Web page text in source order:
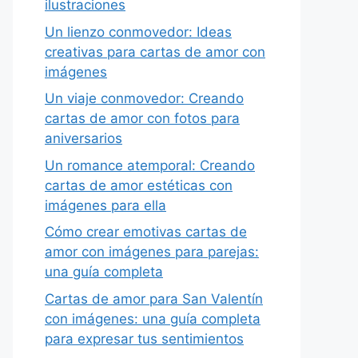
ilustraciones
Un lienzo conmovedor: Ideas
creativas para cartas de amor con
imágenes
Un viaje conmovedor: Creando
cartas de amor con fotos para
aniversarios
Un romance atemporal: Creando
cartas de amor estéticas con
imágenes para ella
Cómo crear emotivas cartas de
amor con imágenes para parejas:
una guía completa
Cartas de amor para San Valentín
con imágenes: una guía completa
para expresar tus sentimientos